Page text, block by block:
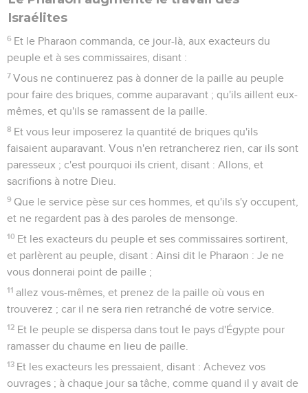
Israélites
6 Et le Pharaon commanda, ce jour-là, aux exacteurs du
peuple et à ses commissaires, disant :
7 Vous ne continuerez pas à donner de la paille au peuple
pour faire des briques, comme auparavant ; qu'ils aillent eux-
mêmes, et qu'ils se ramassent de la paille.
8 Et vous leur imposerez la quantité de briques qu'ils
faisaient auparavant. Vous n'en retrancherez rien, car ils sont
paresseux ; c'est pourquoi ils crient, disant : Allons, et
sacrifions à notre Dieu.
9 Que le service pèse sur ces hommes, et qu'ils s'y occupent,
et ne regardent pas à des paroles de mensonge.
10 Et les exacteurs du peuple et ses commissaires sortirent,
et parlèrent au peuple, disant : Ainsi dit le Pharaon : Je ne
vous donnerai point de paille ;
11 allez vous-mêmes, et prenez de la paille où vous en
trouverez ; car il ne sera rien retranché de votre service.
12 Et le peuple se dispersa dans tout le pays d'Égypte pour
ramasser du chaume en lieu de paille.
13 Et les exacteurs les pressaient, disant : Achevez vos
ouvrages ; à chaque jour sa tâche, comme quand il y avait de